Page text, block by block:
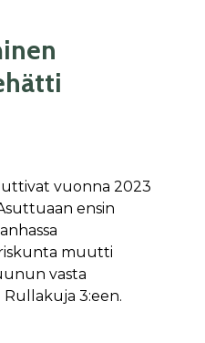
vuonna 2023
ensin
muutti
vasta
3:een.